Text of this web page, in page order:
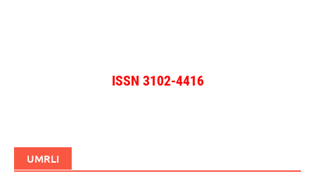
ISSN 3102-4416
UMRLI